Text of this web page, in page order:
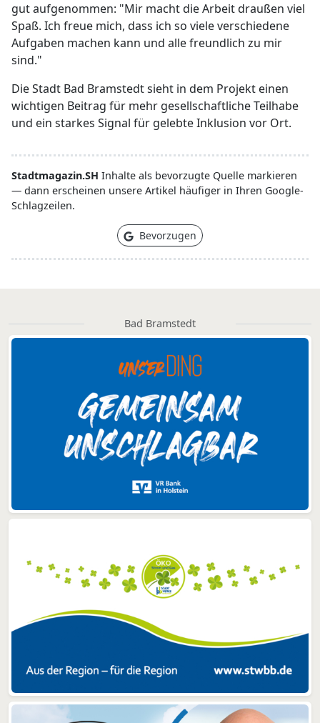
gut aufgenommen: "Mir macht die Arbeit draußen viel
Spaß. Ich freue mich, dass ich so viele verschiedene
Aufgaben machen kann und alle freundlich zu mir
sind."
Die Stadt Bad Bramstedt sieht in dem Projekt einen
wichtigen Beitrag für mehr gesellschaftliche Teilhabe
und ein starkes Signal für gelebte Inklusion vor Ort.
Stadtmagazin.SH Inhalte als bevorzugte Quelle markieren
— dann erscheinen unsere Artikel häufiger in Ihren Google-
Schlagzeilen.
Bevorzugen
Bad Bramstedt